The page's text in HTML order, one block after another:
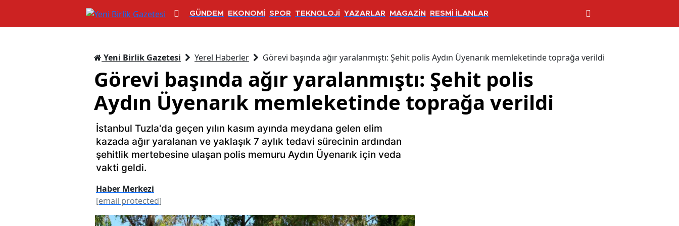
GÜNDEM EKONOMİ SPOR TEKNOLOJİ YAZARLAR MAGAZİN RESMİ İLANLAR
Yeni Birlik Gazetesi Yerel Haberler Görevi başında ağır yaralanmıştı: Şehit polis Aydın Üyenarık memleketinde toprağa verildi
Görevi başında ağır yaralanmıştı: Şehit polis
Aydın Üyenarık memleketinde toprağa verildi
İstanbul Tuzla'da geçen yılın kasım ayında meydana gelen elim
kazada ağır yaralanan ve yaklaşık 7 aylık tedavi sürecinin ardından
şehitlik mertebesine ulaşan polis memuru Aydın Üyenarık için veda
vakti geldi.
Haber Merkezi
[email protected]